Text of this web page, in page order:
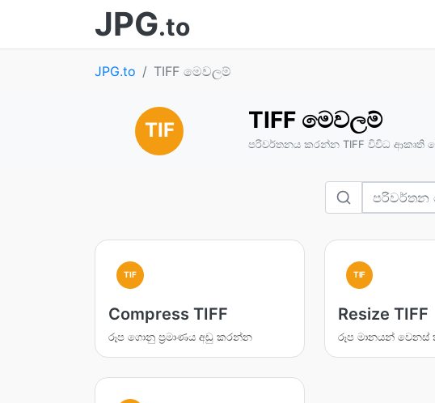
JPG.to
JPG.to TIFF මෙවලම්
TIF TIFF මෙවලම්
පරිවර්තනය කරන්න TIFF විවිධ ආකෘති
TIF
Compress TIFF
රූප ගොනු ප්‍රමාණය අඩු කරන්න
TIF
Resize TIFF
රූප මානයන්